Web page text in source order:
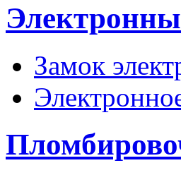
Замок